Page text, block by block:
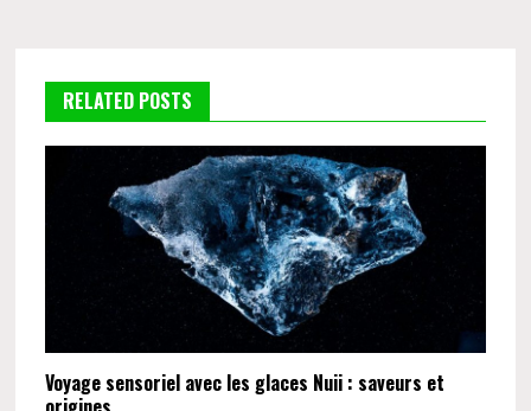
RELATED POSTS
Voyage sensoriel avec les glaces Nuii : saveurs et